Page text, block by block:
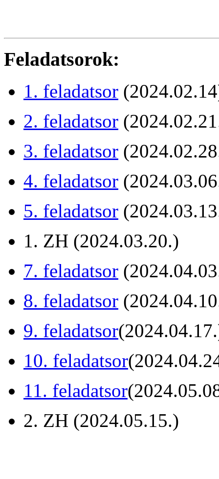
Feladatsorok:
1. feladatsor
2. feladatsor
3. feladatsor
4. feladatsor
5. feladatsor
1. ZH (2024.03.20.)
7. feladatsor
8. feladatsor
9. feladatsor
10. feladatsor
11. feladatsor
2. ZH (2024.05.15.)